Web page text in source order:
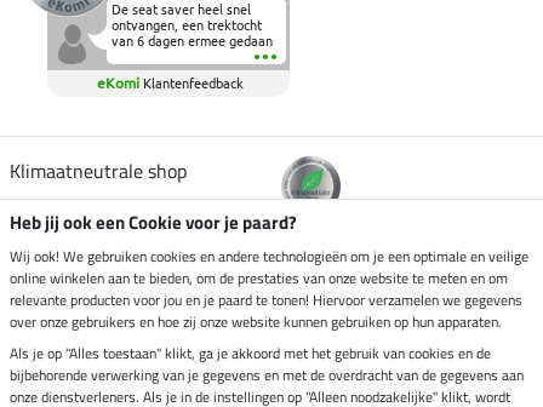
De seat saver heel snel
ontvangen, een trektocht
van 6 dagen ermee gedaan
en deze heeft de beproeving
fantastisch doorstaan.
Heerlijk zacht om op te
elkaar in het zadel.
eKomi Klantenfeedback
Klimaatneutrale shop
Verzending per
Veilig betalen met
Heb jij ook een Cookie voor je paard?
Wij ook! We gebruiken cookies en andere technologieën om je een optimale en veilige
online winkelen aan te bieden, om de prestaties van onze website te meten en om
relevante producten voor jou en je paard te tonen! Hiervoor verzamelen we gegevens
over onze gebruikers en hoe zij onze website kunnen gebruiken op hun apparaten.
Als je op "Alles toestaan" klikt, ga je akkoord met het gebruik van cookies en de
bijbehorende verwerking van je gegevens en met de overdracht van de gegevens aan
onze dienstverleners. Als je in de instellingen op "Alleen noodzakelijke" klikt, wordt